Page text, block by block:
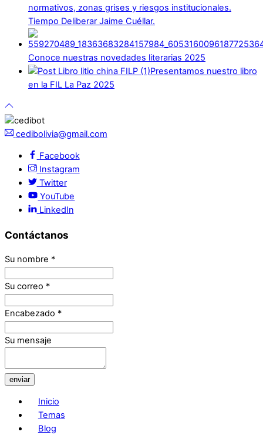
normativos, zonas grises y riesgos institucionales.
Tiempo Deliberar Jaime Cuéllar.
Conoce nuestras novedades literarias 2025
Presentamos nuestro libro
en la FIL La Paz 2025
cedibolivia@gmail.com
Facebook
Instagram
Twitter
YouTube
LinkedIn
Contáctanos
Su nombre *
Su correo *
Encabezado *
Su mensaje
enviar
Inicio
Temas
Blog